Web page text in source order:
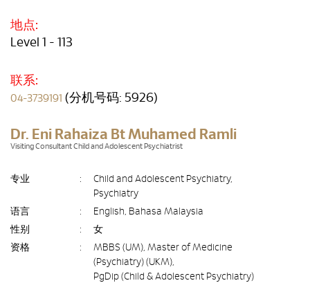
地点:
Level 1 - 113
联系:
04-3739191 (分机号码: 5926)
Dr. Eni Rahaiza Bt Muhamed Ramli
Visiting Consultant Child and Adolescent Psychiatrist
专业 :
Child and Adolescent Psychiatry,
Psychiatry
语言
:
English, Bahasa Malaysia
性别
:
女
资格
:
MBBS (UM), Master of Medicine
(Psychiatry) (UKM),
PgDip (Child & Adolescent Psychiatry)